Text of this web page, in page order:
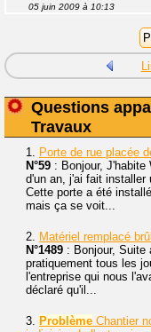
05 juin 2009 à 10:13
Questions
Travaux
1. Porte de rue placée
N°59 : Bonjour,
d'un an, j'ai fait installer
Cette porte a été
mais ça se voit...
2. Matériel remplacé
N°1489 : Bonjour, Suite
pratiquement tous les
l'entreprise qui nous
déclaré qu'il...
3. Problème Chantier